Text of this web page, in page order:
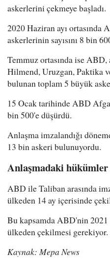
askerlerini çekmeye başladı.
2020 Haziran ayı ortasında
askerlerinin sayısını 8 bin
Temmuz ortasında ise ABD,
Hilmend, Uruzgan, Paktika
bulunan toplam 5 büyük
15 Ocak tarihinde ABD
bin 500'e düşürdü.
Anlaşma imzalandığı
13 bin askeri bulunuyordu.
Anlaşmadaki hükümler
ABD ile Taliban arasında
ülkeden 14 ay içerisinde
Bu kapsamda ABD'nin 2021
ülkeden çekilmesi gerekiyor.
Kaynak: Mepa News